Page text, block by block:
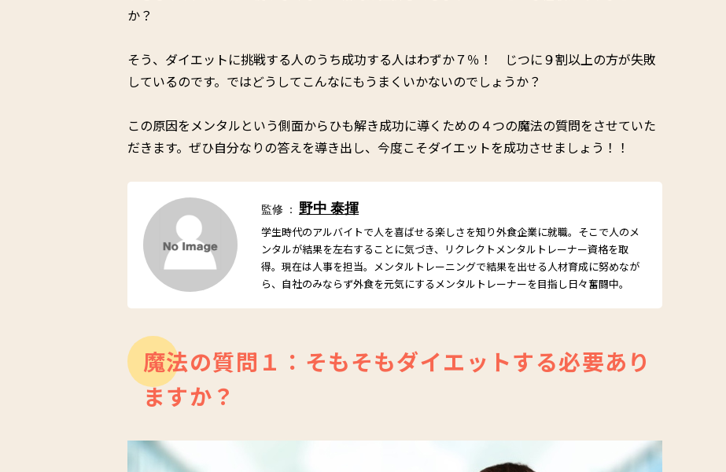
か？
そう、ダイエットに挑戦する人のうち成功する人はわずか７％！ じつに９割以上の方が失敗
しているのです。ではどうしてこんなにもうまくいかないのでしょうか？
この原因をメンタルという側面からひも解き成功に導くための４つの魔法の質問をさせていた
だきます。ぜひ自分なりの答えを導き出し、今度こそダイエットを成功させましょう！！
監修 ：野中 泰揮
学生時代のアルバイトで人を喜ばせる楽しさを知り外食企業に就職。そこで人のメ
ンタルが結果を左右することに気づき、リクレクトメンタルトレーナー資格を取
得。現在は人事を担当。メンタルトレーニングで結果を出せる人材育成に努めなが
ら、自社のみならず外食を元気にするメンタルトレーナーを目指し日々奮闘中。
魔法の質問１：そもそもダイエットする必要あり
ますか？